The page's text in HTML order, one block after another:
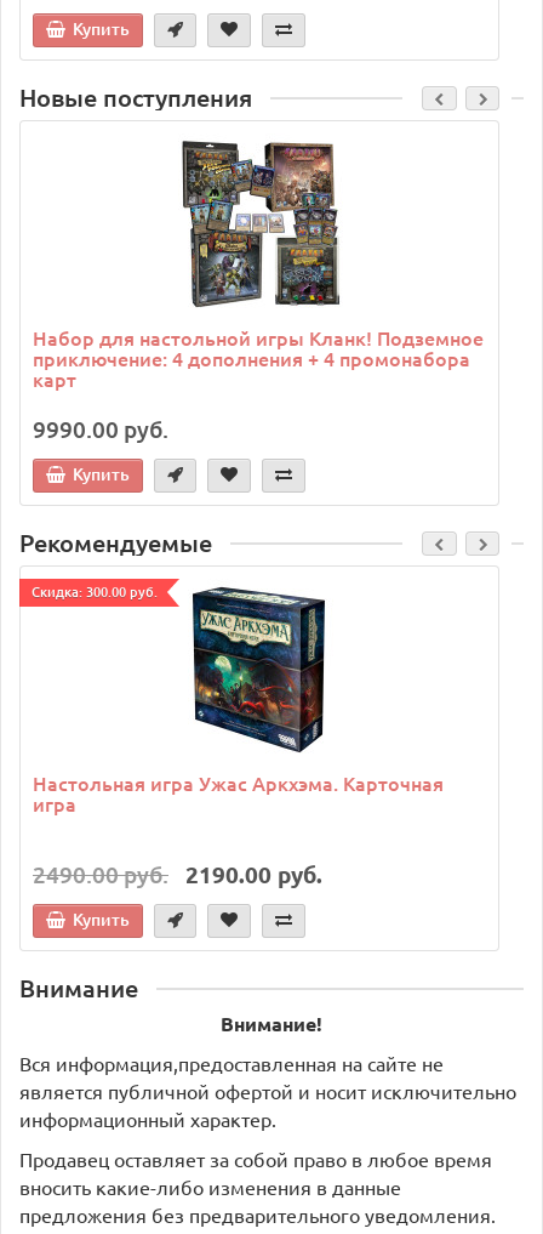
Купить
Новые поступления
Набор для настольной игры Кланк! Подземное
приключение: 4 дополнения + 4 промонабора
карт
9990.00 руб.
Купить
Рекомендуемые
Cкидка: 300.00 руб.
Настольная игра Ужас Аркхэма. Карточная
игра
2490.00 руб. 2190.00 руб.
Купить
Внимание
Внимание!
Вся информация,предоставленная на сайте не
является публичной офертой и носит исключительно
информационный характер.
Продавец оставляет за собой право в любое время
вносить какие-либо изменения в данные
предложения без предварительного уведомления.